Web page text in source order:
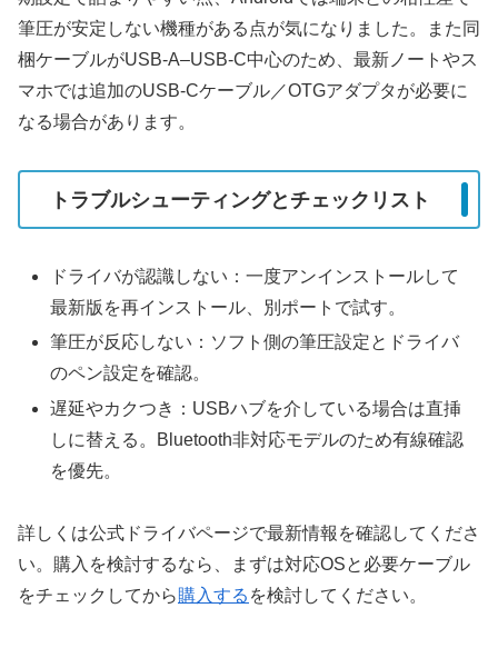
筆圧が安定しない機種がある点が気になりました。また同
梱ケーブルがUSB-A–USB-C中心のため、最新ノートやス
マホでは追加のUSB-Cケーブル／OTGアダプタが必要に
なる場合があります。
トラブルシューティングとチェックリスト
ドライバが認識しない：一度アンインストールして
最新版を再インストール、別ポートで試す。
筆圧が反応しない：ソフト側の筆圧設定とドライバ
のペン設定を確認。
遅延やカクつき：USBハブを介している場合は直挿
しに替える。Bluetooth非対応モデルのため有線確認
を優先。
詳しくは公式ドライバページで最新情報を確認してくださ
い。購入を検討するなら、まずは対応OSと必要ケーブル
をチェックしてから購入する を検討してください。